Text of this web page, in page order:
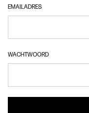
EMAILADRES
WACHTWOORD